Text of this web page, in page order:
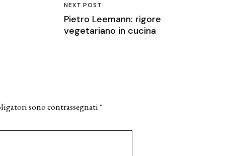
NEXT POST
Pietro Leemann: rigore
vegetariano in cucina
sono contrassegnati*